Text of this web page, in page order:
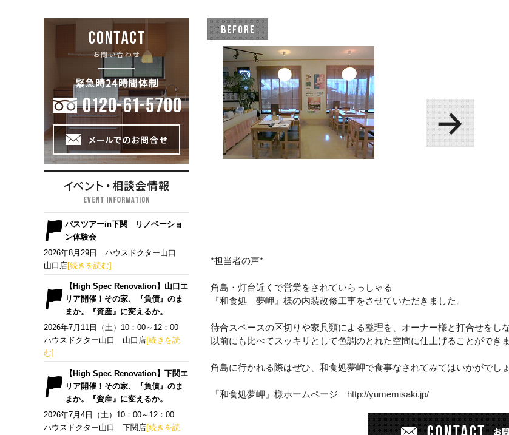
*担当者の声*
角島・灯台近くで営業をされていらっしゃる
『和食処 夢岬』様の内装改修工事をさせていただきました。
待合スペースの区切りや家具類による整理を、オーナー様と打合せをし
以前にも比べてスッキリとして色調のとれた空間に仕上げることができま
角島に行かれる際はぜひ、和食処夢岬で食事なされてみてはいかがでしょ
『和食処夢岬』様ホームページ http://yumemisaki.jp/
バスツアーin下関 リノベーショ
ン体験会
2026年8月29日 ハウスドクター山口
山口店[続きを読む]
【High Spec Renovation】山口エ
リア開催！その家、『負債』のま
まか。『資産』に変えるか。
2026年7月11日（土）10：00～12：00
ハウスドクター山口 山口店[続きを読
む]
【High Spec Renovation】下関エ
リア開催！その家、『負債』のま
まか。『資産』に変えるか。
2026年7月4日（土）10：00～12：00
ハウスドクター山口 下関店[続きを読